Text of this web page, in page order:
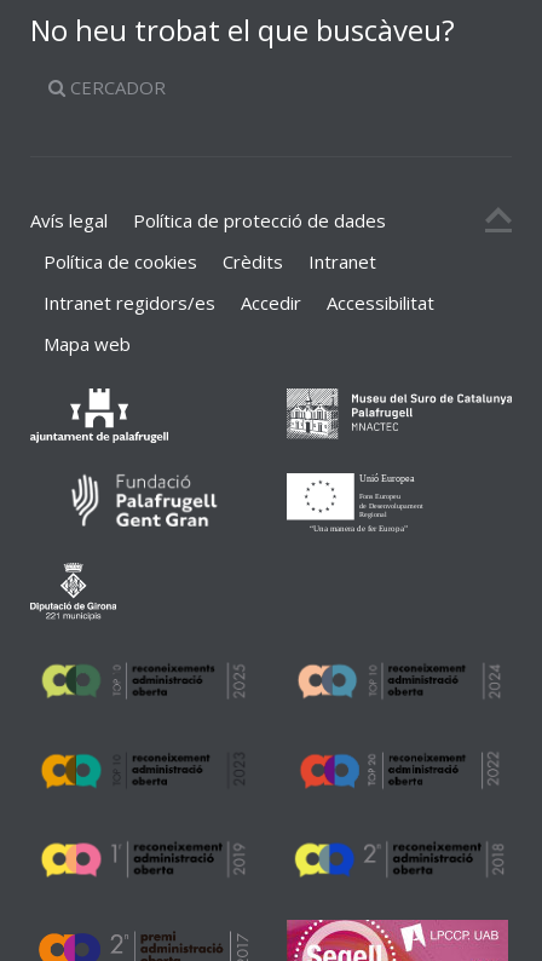
No heu trobat el que buscàveu?
CERCADOR
Avís legal
Política de protecció de dades
Política de cookies
Crèdits
Intranet
Intranet regidors/es
Accedir
Accessibilitat
Mapa web